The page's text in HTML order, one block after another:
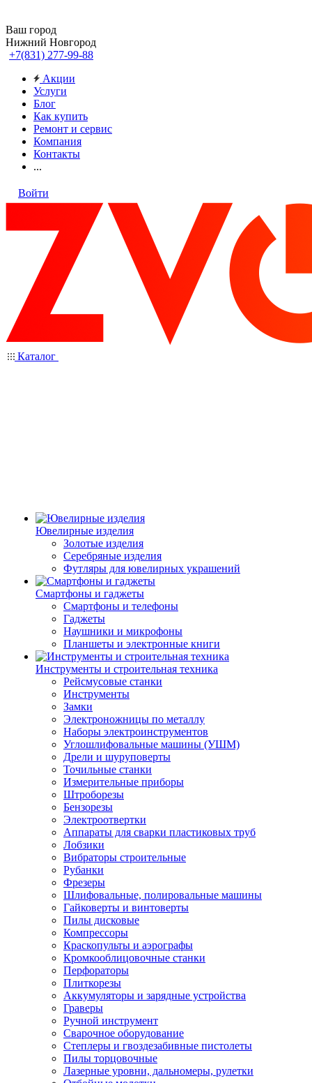
Ваш город
Нижний Новгород
+7(831) 277-99-88
Акции
Услуги
Блог
Как купить
Ремонт и сервис
Компания
Контакты
...
Войти
Каталог
Ювелирные изделия
Золотые изделия
Серебряные изделия
Футляры для ювелирных украшений
Смартфоны и гаджеты
Смартфоны и телефоны
Гаджеты
Наушники и микрофоны
Планшеты и электронные книги
Инструменты и строительная техника
Рейсмусовые станки
Инструменты
Замки
Электроножницы по металлу
Наборы электроинструментов
Углошлифовальные машины (УШМ)
Дрели и шуруповерты
Точильные станки
Измерительные приборы
Штроборезы
Бензорезы
Электроотвертки
Аппараты для сварки пластиковых труб
Лобзики
Вибраторы строительные
Рубанки
Фрезеры
Шлифовальные, полировальные машины
Гайковерты и винтоверты
Пилы дисковые
Компрессоры
Краскопульты и аэрографы
Кромкооблицовочные станки
Перфораторы
Плиткорезы
Аккумуляторы и зарядные устройства
Граверы
Ручной инструмент
Сварочное оборудование
Степлеры и гвоздезабивные пистолеты
Пилы торцовочные
Лазерные уровни, дальномеры, рулетки